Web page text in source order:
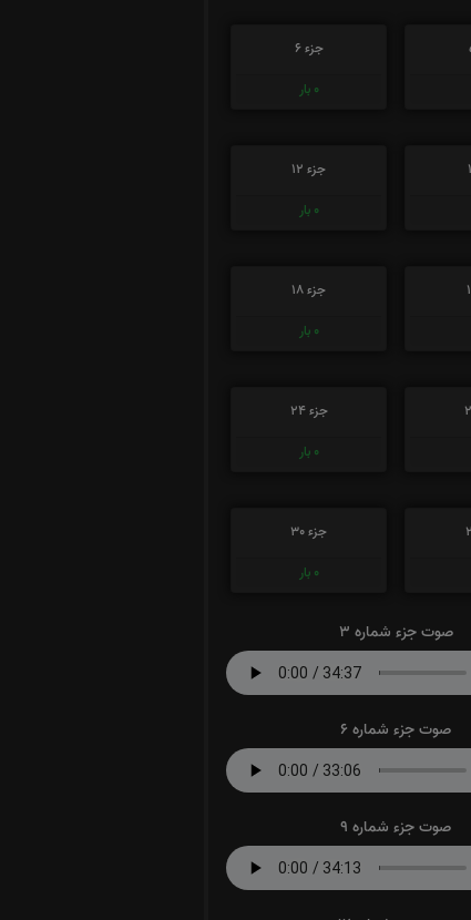
جزء 6
0 بار
جزء 12
0 بار
جزء 18
0 بار
جزء 24
0 بار
جزء 30
0 بار
صوت جزء شماره 3
صوت جزء شماره 6
صوت جزء شماره 9